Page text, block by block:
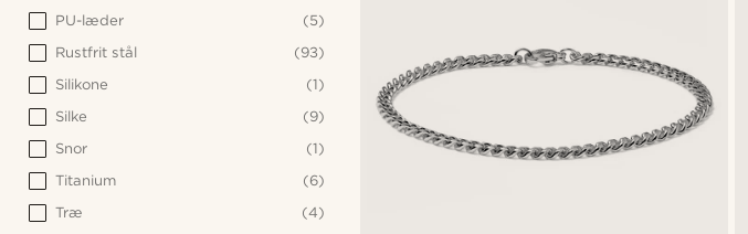
PU-læder
(5)
Rustfrit stål
(93)
Silikone
(1)
Silke
(9)
Snor
(1)
Titanium
(6)
Træ
(4)